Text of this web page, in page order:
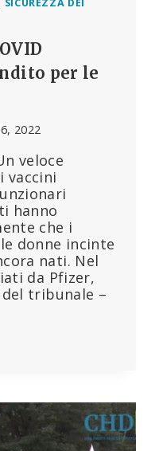
per le
2022
veloce
vaccini
hanno
che i
donne incinte
nati. Nel
da Pfizer,
tribunale –